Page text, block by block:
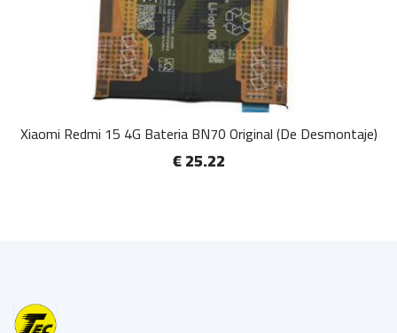
Xiaomi Redmi 15 4G Bateria BN70 Original (De Desmontaje)
€ 25.22